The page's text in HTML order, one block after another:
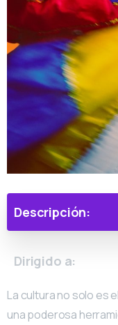
Descripción:
Dirigido a:
La cultura no solo es
una poderosa